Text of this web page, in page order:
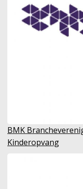
BMK
Kinderopvang